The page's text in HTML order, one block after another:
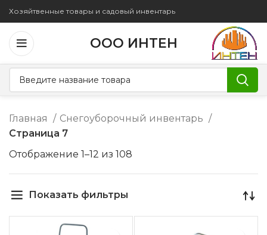
Хозяйтвенные товары и садовый инвентарь
ООО ИНТЕН
Главная
Снегоуборочный инвентарь
Страница 7
Отображение 1–12 из 108
Показать фильтры